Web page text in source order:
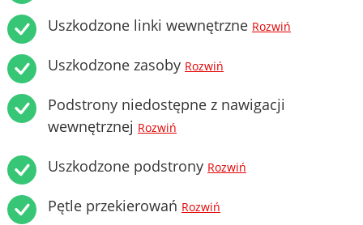
Uszkodzone linki wewnętrzne Rozwiń
Uszkodzone zasoby Rozwiń
Podstrony niedostępne z nawigacji
wewnętrznej Rozwiń
Uszkodzone podstrony Rozwiń
Pętle przekierowań Rozwiń